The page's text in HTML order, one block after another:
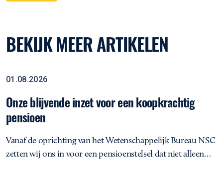
BEKIJK MEER ARTIKELEN
Rapportage
01.08.2026
Onze blijvende inzet voor een koopkrachtig
pensioen
Vanaf de oprichting van het Wetenschappelijk Bureau NSC
zetten wij ons in voor een pensioenstelsel dat niet alleen…